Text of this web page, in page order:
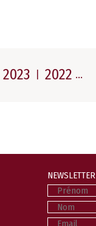
2023 2022
NEWSLETTER
Prénom
Nom
Email